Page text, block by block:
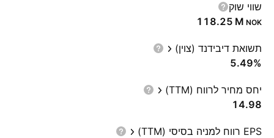
שווי שוק
‪118.25 M‬ NOK
תשואת דיבידנד (צוין)
5.49%
יחס מחיר לרווח (TTM)
14.98
EPS רווח למניה בסיסי (TTM)